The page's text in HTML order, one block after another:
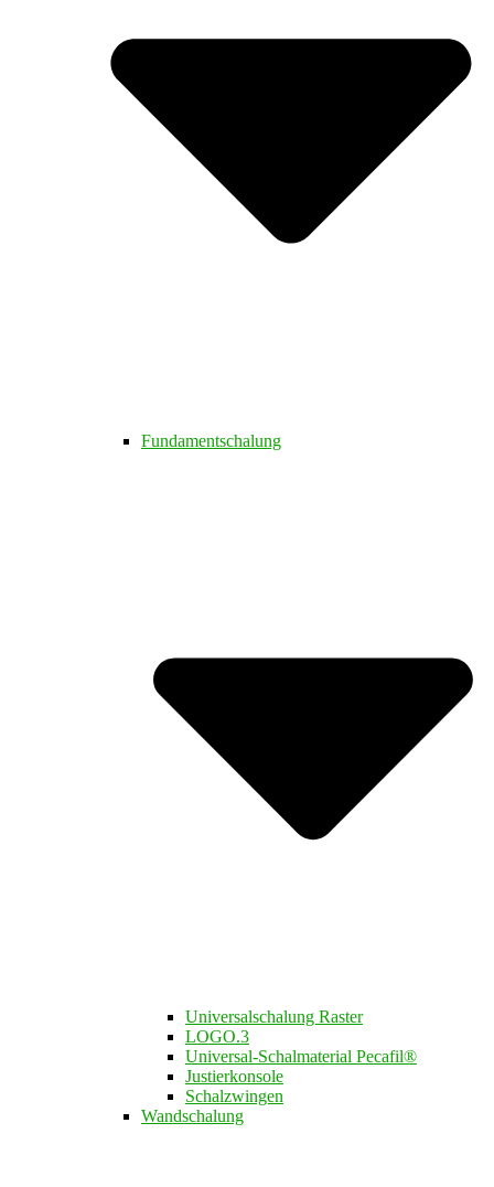
Fundamentschalung
Universalschalung Raster
LOGO.3​
Universal-Schalmaterial Pecafil®
Justierkonsole
Schalzwingen
Wandschalung